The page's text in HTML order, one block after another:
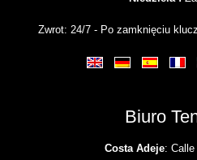
Zwrot: 24/7 - Po zamknięciu
Biuro
Costa Adeje: